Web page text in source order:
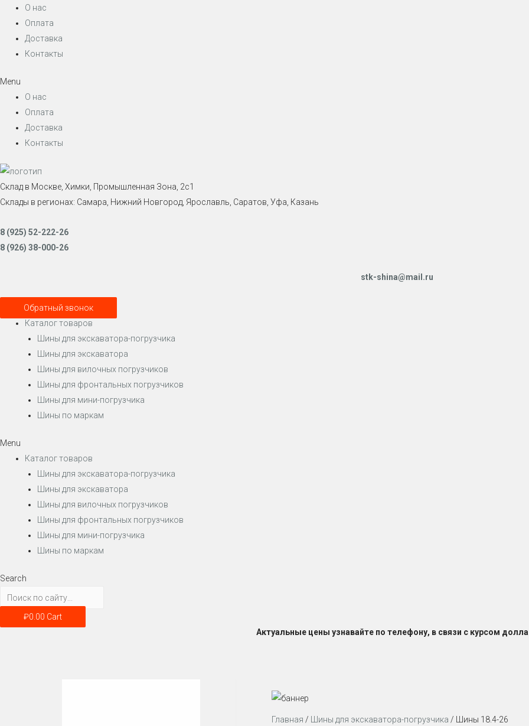
О нас
Оплата
Доставка
Контакты
Menu
О нас
Оплата
Доставка
Контакты
Склад в Москве, Химки, Промышленная Зона, 2с1
Склады в регионах: Самара, Нижний Новгород, Ярославль, Саратов, Уфа, Казань
8 (925) 52-222-26
8 (926) 38-000-26
stk-shina@mail.ru
Обратный звонок
Каталог товаров
Шины для экскаватора-погрузчика
Шины для экскаватора
Шины для вилочных погрузчиков
Шины для фронтальных погрузчиков
Шины для мини-погрузчика
Шины по маркам
Menu
Каталог товаров
Шины для экскаватора-погрузчика
Шины для экскаватора
Шины для вилочных погрузчиков
Шины для фронтальных погрузчиков
Шины для мини-погрузчика
Шины по маркам
Search
₽0.00 Cart
Актуальные цены узнавайте по телефону, в связи с курсом
Главная / Шины для экскаватора-погрузчика / Шины 18.4-26